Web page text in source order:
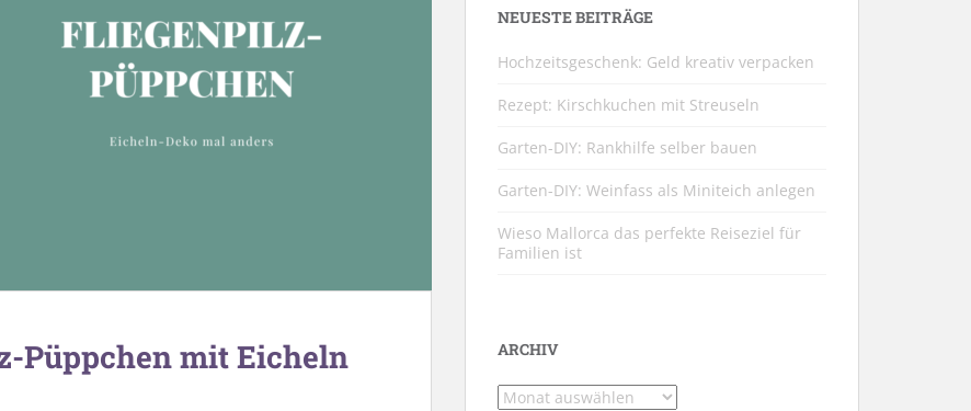
Püppchen mit Eicheln
NEUESTE BEITRÄGE
Hochzeitsgeschenk: Geld kreativ verpacken
Rezept: Kirschkuchen mit Streuseln
Garten-DIY: Rankhilfe selber bauen
Garten-DIY: Weinfass als Miniteich anlegen
Wieso Mallorca das perfekte Reiseziel für
Familien ist
ARCHIV
Archiv